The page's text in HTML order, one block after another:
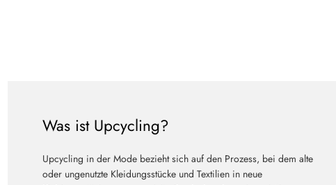
Was ist Upcycling?
Upcycling in der Mode bezieht sich auf den Prozess, bei dem alte
oder ungenutzte Kleidungsstücke und Textilien in neue
Neu hier?
Melde dich jetzt für unseren Newsletter an und